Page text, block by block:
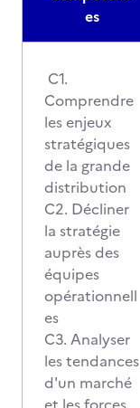
es
C1.
Comprendre
les enjeux
stratégiques
de la grande
distribution
C2. Décliner
la stratégie
auprès des
équipes
opérationnell
es
C3. Analyser
les tendances
d'un marché